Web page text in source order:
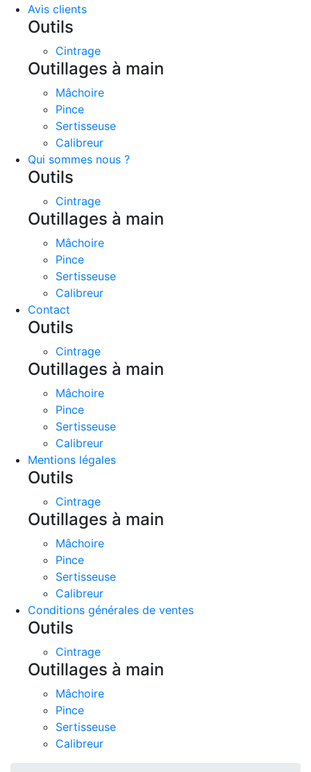
Avis clients
Outils
Cintrage
Outillages à main
Mâchoire
Pince
Sertisseuse
Calibreur
Qui sommes nous ?
Outils
Cintrage
Outillages à main
Mâchoire
Pince
Sertisseuse
Calibreur
Contact
Outils
Cintrage
Outillages à main
Mâchoire
Pince
Sertisseuse
Calibreur
Mentions légales
Outils
Cintrage
Outillages à main
Mâchoire
Pince
Sertisseuse
Calibreur
Conditions générales de ventes
Outils
Cintrage
Outillages à main
Mâchoire
Pince
Sertisseuse
Calibreur